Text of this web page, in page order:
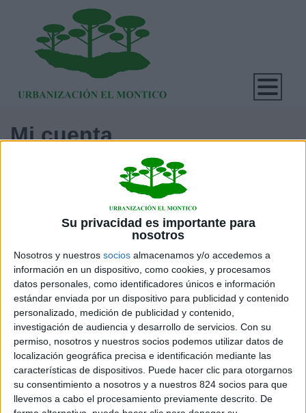
Su privacidad es importante para
nosotros
Nosotros y nuestros socios almacenamos y/o accedemos a
información en un dispositivo, como cookies, y procesamos
datos personales, como identificadores únicos e información
estándar enviada por un dispositivo para publicidad y contenido
personalizado, medición de publicidad y contenido,
investigación de audiencia y desarrollo de servicios. Con su
permiso, nosotros y nuestros socios podemos utilizar datos de
localización geográfica precisa e identificación mediante las
características de dispositivos. Puede hacer clic para otorgarnos
su consentimiento a nosotros y a nuestros 824 socios para que
llevemos a cabo el procesamiento previamente descrito. De
Mi cuenta
Mi cuenta
[customer-account-home /]
CONÓCENOS
Orígenes e Historia